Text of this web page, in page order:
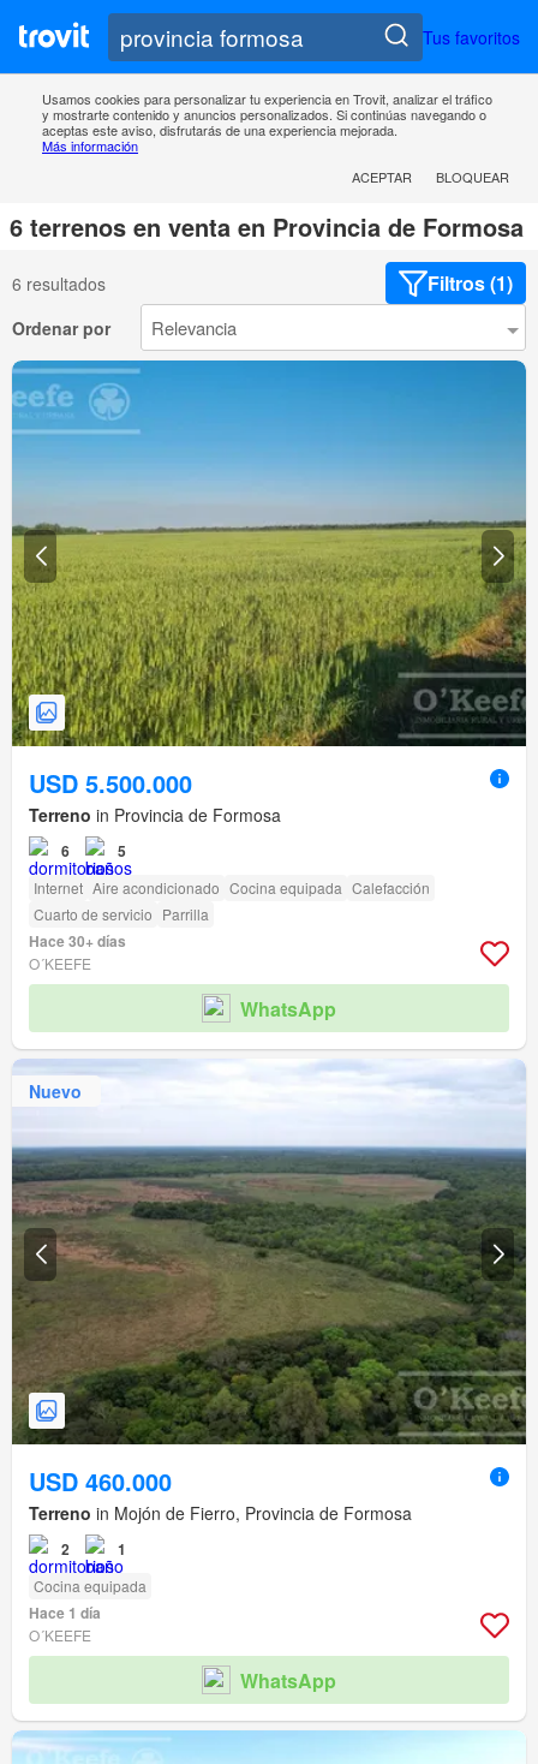
Tus favoritos
Usamos cookies para personalizar tu experiencia en Trovit, analizar el tráfico
y mostrarte contenido y anuncios personalizados. Si continúas navegando o
aceptas este aviso, disfrutarás de una experiencia mejorada.
Más información
ACEPTAR
BLOQUEAR
6 terrenos en venta en Provincia de Formosa
6 resultados Filtros (1)
Ordenar por
USD 5.500.000
Terreno in Provincia de Formosa
6 5
Internet Aire acondicionado Cocina equipada Calefacción
Cuarto de servicio Parrilla
Hace 30+ días
O´KEEFE
WhatsApp
Nuevo
USD 460.000
Terreno in Mojón de Fierro, Provincia de Formosa
2 1
Cocina equipada
Hace 1 día
O´KEEFE
WhatsApp